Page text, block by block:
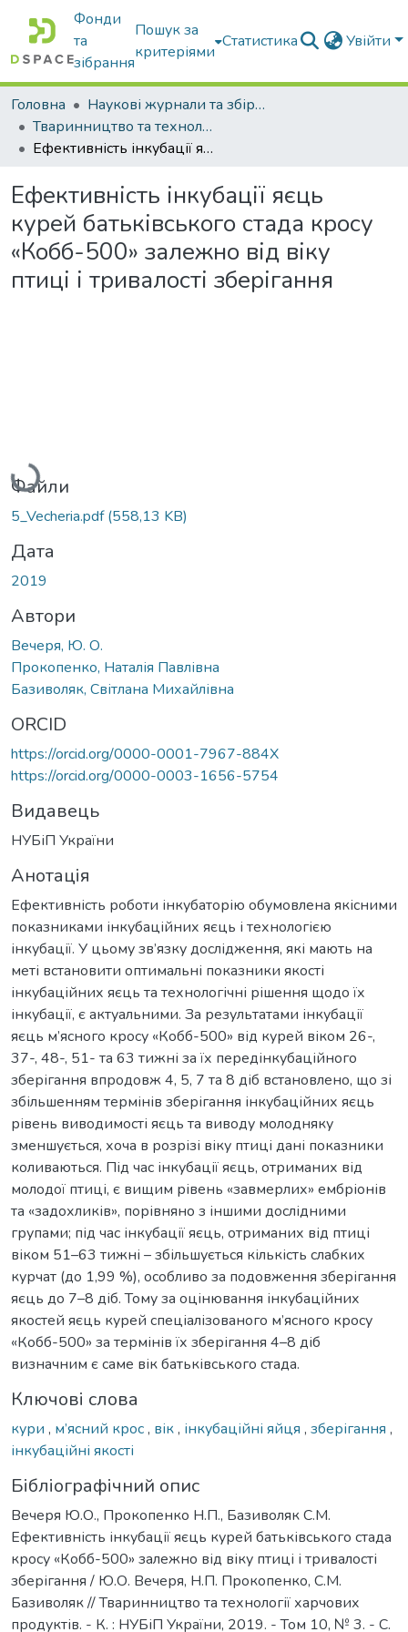
Фонди
та
зібрання
Пошук за
критеріями
Статистика Увійти
Головна
Наукові журнали та збірники видань
Тваринництво та технології харчових продуктів
Ефективність інкубації яєць курей батьківського стада кросу «Кобб-500» залежно від віку птиці і тривалості зберігання
Ефективність інкубації яєць
курей батьківського стада кросу
«Кобб-500» залежно від віку
птиці і тривалості зберігання
Вантажиться...
Файли
5_Vecheria.pdf(558,13 KB)
Дата
2019
Автори
Вечеря, Ю. О.
Прокопенко, Наталія Павлівна
Базиволяк, Світлана Михайлівна
ORCID
https://orcid.org/0000-0001-7967-884X
https://orcid.org/0000-0003-1656-5754
Видавець
НУБіП України
Анотація
Ефективність роботи інкубаторію обумовлена якісними
показниками інкубаційних яєць і технологією
інкубації. У цьому зв’язку дослідження, які мають на
меті встановити оптимальні показники якості
інкубаційних яєць та технологічні рішення щодо їх
інкубації, є актуальними. За результатами інкубації
яєць м’ясного кросу «Кобб-500» від курей віком 26-,
37-, 48-, 51- та 63 тижні за їх передінкубаційного
зберігання впродовж 4, 5, 7 та 8 діб встановлено, що зі
збільшенням термінів зберігання інкубаційних яєць
рівень виводимості яєць та виводу молодняку
зменшується, хоча в розрізі віку птиці дані показники
коливаються. Під час інкубації яєць, отриманих від
молодої птиці, є вищим рівень «завмерлих» ембріонів
та «задохликів», порівняно з іншими дослідними
групами; під час інкубації яєць, отриманих від птиці
віком 51–63 тижні – збільшується кількість слабких
курчат (до 1,99 %), особливо за подовження зберігання
яєць до 7–8 діб. Тому за оцінювання інкубаційних
якостей яєць курей спеціалізованого м’ясного кросу
«Кобб-500» за термінів їх зберігання 4–8 діб
визначним є саме вік батьківського стада.
Ключові слова
кури , м’ясний крос, вік, інкубаційні яйця , зберігання ,
інкубаційні якості
Бібліографічний опис
Вечеря Ю.О., Прокопенко Н.П., Базиволяк С.М.
Ефективність інкубації яєць курей батьківського стада
кросу «Кобб-500» залежно від віку птиці і тривалості
зберігання / Ю.О. Вечеря, Н.П. Прокопенко, С.М.
Базиволяк // Тваринництво та технології харчових
продуктів. - К. : НУБіП України, 2019. - Том 10, № 3. - С.